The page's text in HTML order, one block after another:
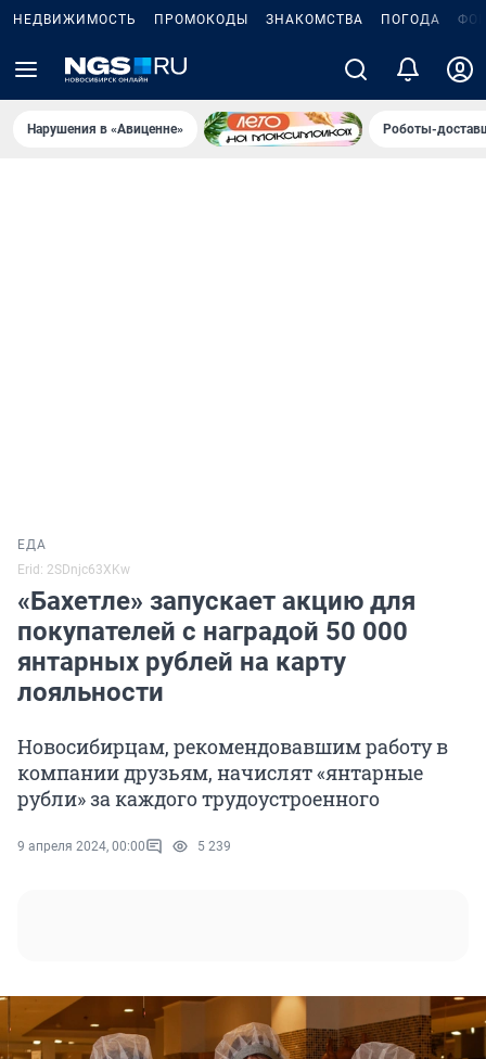
НЕДВИЖИМОСТЬ ПРОМОКОДЫ ЗНАКОМСТВА ПОГОДА
Нарушения в «Авиценне» Роботы-
ЕДА
Erid: 2SDnjc63XKw
«Бахетле» запускает акцию для
покупателей с наградой 50 000
янтарных рублей на карту
лояльности
Новосибирцам, рекомендовавшим работу в
компании друзьям, начислят «янтарные
рубли» за каждого трудоустроенного
9 апреля 2024, 00:00 5 239